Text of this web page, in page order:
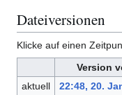
Dateiversionen
Klicke auf einen
Version
aktuell
22:48, 20.